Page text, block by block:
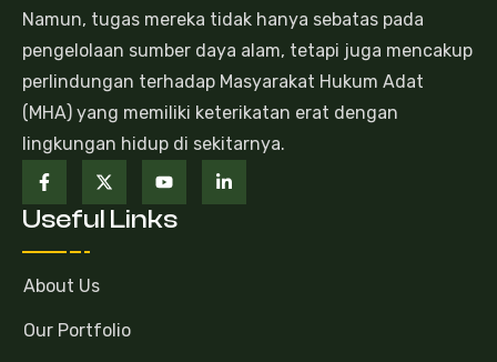
Namun, tugas mereka tidak hanya sebatas pada
pengelolaan sumber daya alam, tetapi juga mencakup
perlindungan terhadap Masyarakat Hukum Adat
(MHA) yang memiliki keterikatan erat dengan
lingkungan hidup di sekitarnya.
Useful Links
About Us
Our Portfolio